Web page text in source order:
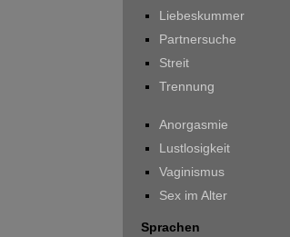
Liebeskummer
Partnersuche
Streit
Trennung
Anorgasmie
Lustlosigkeit
Vaginismus
Sex im Alter
Sprachen